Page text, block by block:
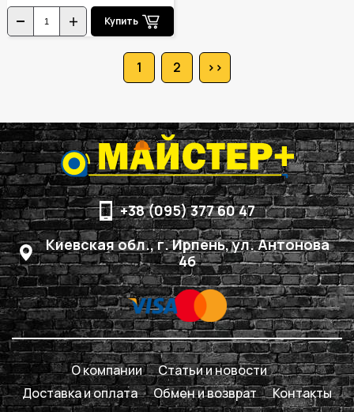
Купить
1 2 >>
+38 (095) 377 60 47
Киевская обл., г. Ирпень, ул. Антонова
4б
О компании
Статьи и новости
Доставка и оплата
Обмен и возврат Контакты